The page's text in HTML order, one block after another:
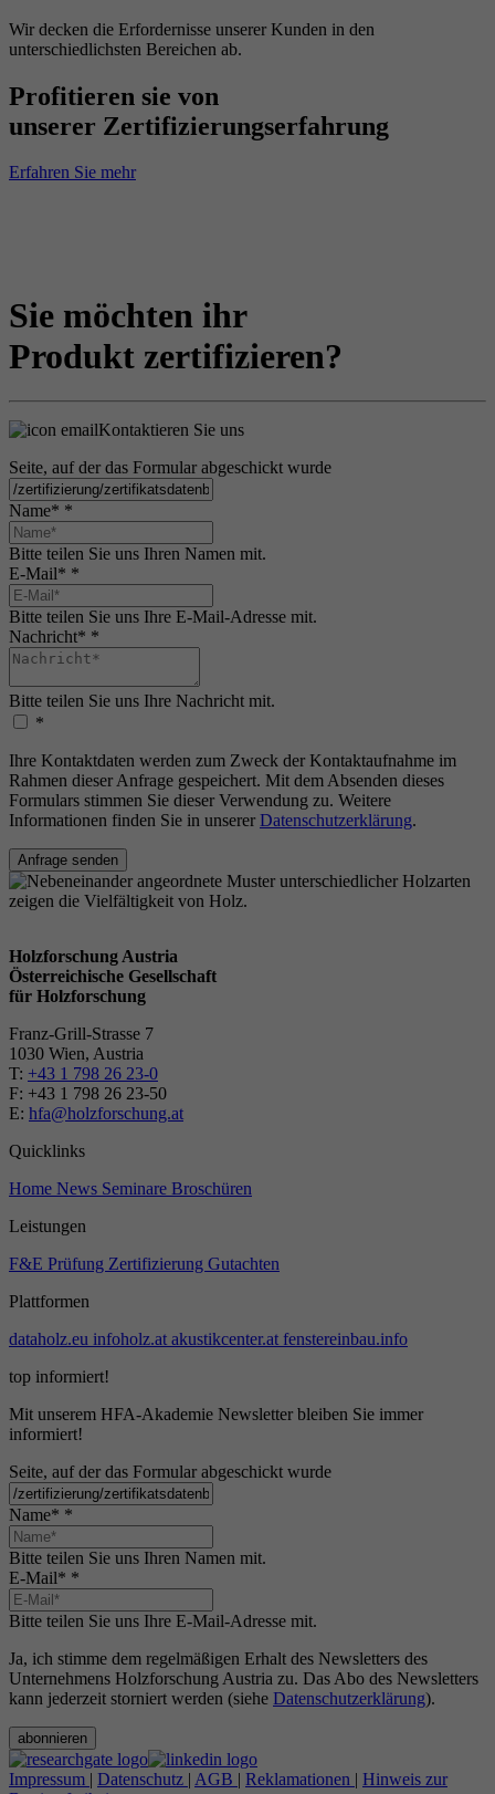
Wir decken die Erfordernisse unserer Kunden in den
unterschiedlichsten Bereichen ab.
Profitieren sie von
unserer Zertifizierungserfahrung
Erfahren Sie mehr
Sie möchten ihr
Produkt zertifizieren?
Kontaktieren Sie uns
Seite, auf der das Formular abgeschickt wurde
Name* *
Bitte teilen Sie uns Ihren Namen mit.
E-Mail* *
Bitte teilen Sie uns Ihre E-Mail-Adresse mit.
Nachricht* *
Bitte teilen Sie uns Ihre Nachricht mit.
*
Ihre Kontaktdaten werden zum Zweck der Kontaktaufnahme im
Rahmen dieser Anfrage gespeichert. Mit dem Absenden dieses
Formulars stimmen Sie dieser Verwendung zu. Weitere
Informationen finden Sie in unserer Datenschutzerklärung.
Anfrage senden
Holzforschung Austria
Österreichische Gesellschaft
für Holzforschung
Franz-Grill-Strasse 7
1030 Wien, Austria
T: +43 1 798 26 23-0
​​F: +43 1 798 26 23-50
E: hfa@holzforschung.at
Quicklinks
Home News Seminare Broschüren
Leistungen
F&E Prüfung Zertifizierung Gutachten
Plattformen
dataholz.eu infoholz.at akustikcenter.at fenstereinbau.info
top informiert!
Mit unserem HFA-Akademie Newsletter bleiben Sie immer
informiert!
Seite, auf der das Formular abgeschickt wurde
Name* *
Bitte teilen Sie uns Ihren Namen mit.
E-Mail* *
Bitte teilen Sie uns Ihre E-Mail-Adresse mit.
Ja, ich stimme dem regelmäßigen Erhalt des Newsletters des
Unternehmens Holzforschung Austria zu. Das Abo des Newsletters
kann jederzeit storniert werden (siehe Datenschutzerklärung).
abonnieren
Impressum | Datenschutz | AGB | Reklamationen | Hinweis zur